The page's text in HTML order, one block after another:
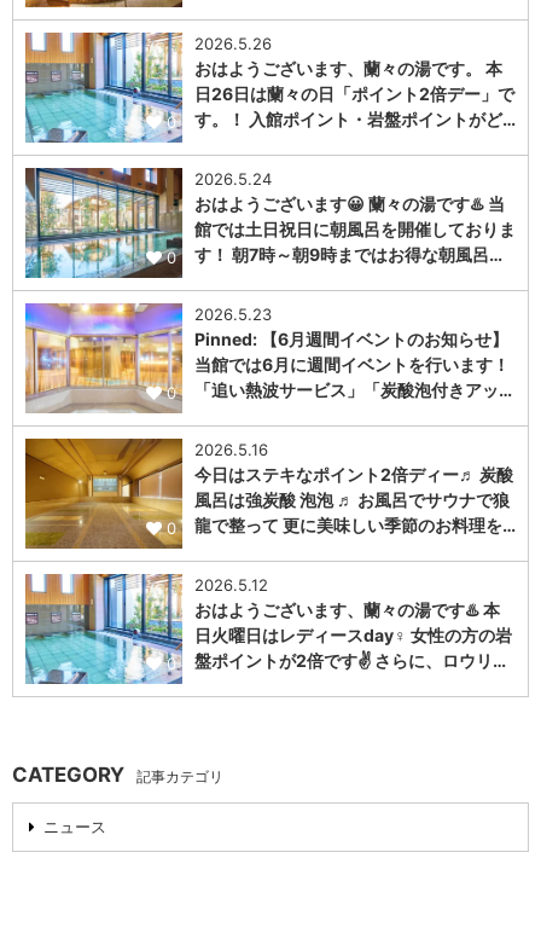
0
2026.5.26
おはようございます、蘭々の湯です。 本
日26日は蘭々の日「ポイント2倍デー」で
す。！ 入館ポイント・岩盤ポイントがど…
0
2026.5.24
おはようございます😀 蘭々の湯です♨️ 当
館では土日祝日に朝風呂を開催しておりま
す！ 朝7時～朝9時まではお得な朝風呂…
0
2026.5.23
Pinned: 【6月週間イベントのお知らせ】
当館では6月に週間イベントを行います！
「追い熱波サービス」「炭酸泡付きアッ…
0
2026.5.16
今日はステキなポイント2倍ディー♬ 炭酸
風呂は強炭酸 泡泡 ♬ お風呂でサウナで狼
龍で整って 更に美味しい季節のお料理を…
0
2026.5.12
おはようございます、蘭々の湯です♨️ 本
日火曜日はレディースday♀️ 女性の方の岩
盤ポイントが2倍です✌️ さらに、ロウリ…
CATEGORY 記事カテゴリ
ニュース